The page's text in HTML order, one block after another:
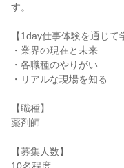
す。
【1day仕事体験を通じて
・業界の現在と未来
・各職種のやりがい
・リアルな現場を知る
【職種】
薬剤師
【募集人数】